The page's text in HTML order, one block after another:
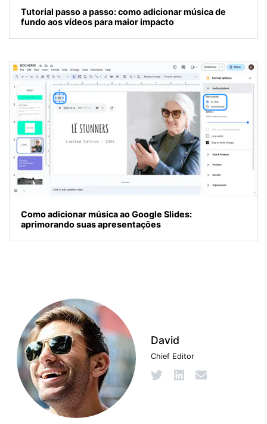
Tutorial passo a passo: como adicionar música de
fundo aos vídeos para maior impacto
Como adicionar música ao Google Slides:
aprimorando suas apresentações
David
Chief Editor